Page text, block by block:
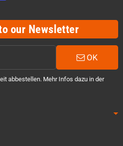
our Newsletter
OK
abbestellen. Mehr Infos dazu in der